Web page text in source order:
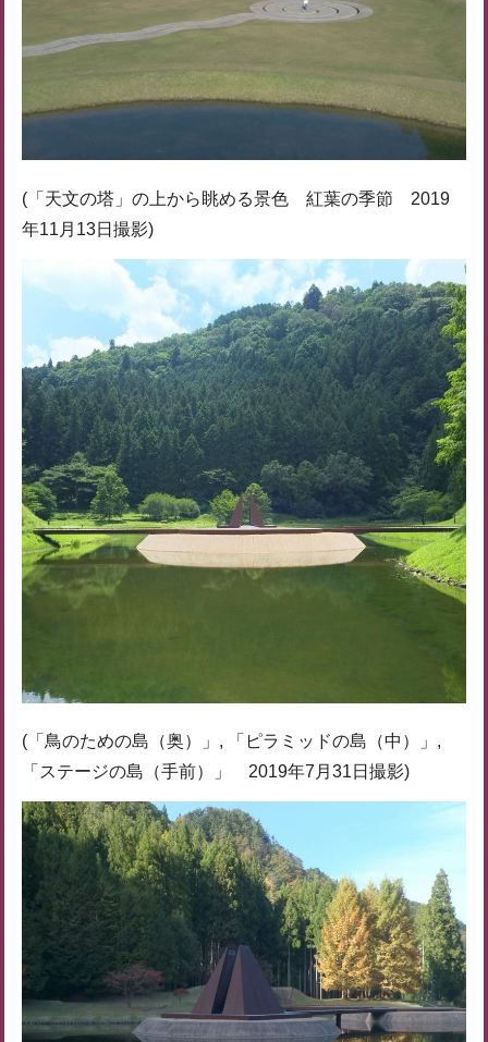
(「天文の塔」の上から眺める景色 紅葉の季節 2019
年11月13日撮影)
(「鳥のための島（奥）」, 「ピラミッドの島（中）」,
「ステージの島（手前）」 2019年7月31日撮影)